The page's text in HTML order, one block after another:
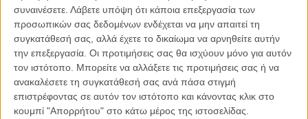
συναινέσετε. Λάβετε υπόψη ότι κάποια επεξεργασία των
προσωπικών σας δεδομένων ενδέχεται να μην απαιτεί τη
συγκατάθεσή σας, αλλά έχετε το δικαίωμα να αρνηθείτε αυτήν
την επεξεργασία. Οι προτιμήσεις σας θα ισχύουν μόνο για αυτόν
τον ιστότοπο. Μπορείτε να αλλάξετε τις προτιμήσεις σας ή να
ανακαλέσετε τη συγκατάθεσή σας ανά πάσα στιγμή
επιστρέφοντας σε αυτόν τον ιστότοπο και κάνοντας κλικ στο
κουμπί "Απορρήτου" στο κάτω μέρος της ιστοσελίδας.
Εδώ οι πρωταγωνιστές είναι μόνα τους τα ζώα - επιβάτες σε μια
βάρκα που διασχίζει έναν κόσμο που έχει πλημμυρίσει, σύμβολα
μιας διαιρεμένης κοινωνίας που πρέπει να κάνει στην άκρη τις
διαφορές της (βλ. ακόμη και τα ένστικτά της) προκειμένου να
μπορέσει όχι μόνο να κοιτάξει κατάματα τις ομοιότητές της, αλλά και
να μπορέσει κάπως να συνεχίσει. Ο τρόπος που ο Ζιλμπαλόντις τα
οδηγεί ανάμεσα σε τοπία καταστροφής που υπό συνθήκες θα